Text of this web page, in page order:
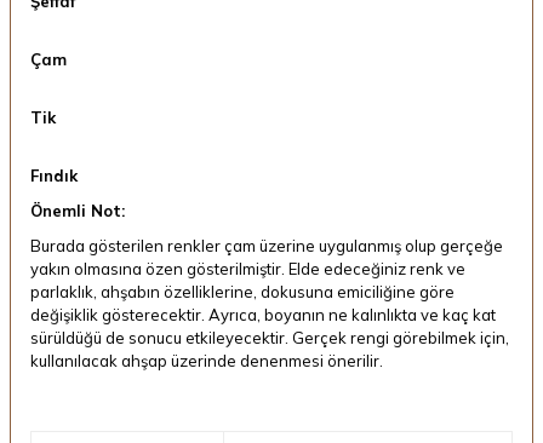
Çam
Tik
Fındık
Önemli Not:
Burada gösterilen renkler çam üzerine uygulanmış olup gerçeğe
yakın olmasına özen gösterilmiştir. Elde edeceğiniz renk ve
parlaklık, ahşabın özelliklerine, dokusuna emiciliğine göre
değişiklik gösterecektir. Ayrıca, boyanın ne kalınlıkta ve kaç kat
sürüldüğü de sonucu etkileyecektir. Gerçek rengi görebilmek için,
kullanılacak ahşap üzerinde denenmesi önerilir.